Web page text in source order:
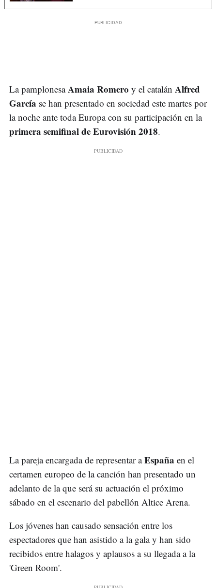
La pamplonesaAmaia Romero y el catalán Alfred
García se han presentado en sociedad este martes por
la noche ante toda Europa con su participación en la
primera semifinal de Eurovisión 2018.
La pareja encargada de representar aEspaña en el
certamen europeo de la canción han presentado un
adelanto de la que será su actuación el próximo
sábado en el escenario del pabellón Altice Arena.
Los jóvenes han causado sensación entre los
espectadores que han asistido a la gala y han sido
recibidos entre halagos y aplausos a su llegada a la
'Green Room'.